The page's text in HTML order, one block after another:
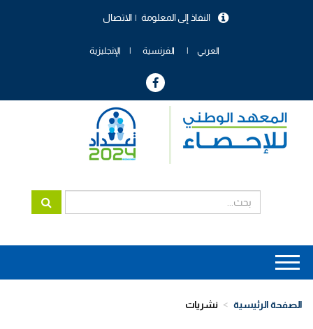
الاتصال النفاذ إلى المعلومة
العربي الفرنسية الإنجليزية
Main
navigation
الصفحة الرئيسية نشريات